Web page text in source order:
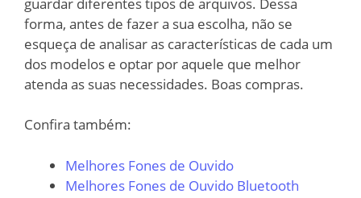
forma, antes de fazer a sua escolha, não se
esqueça de analisar as características de cada um
dos modelos e optar por aquele que melhor
atenda as suas necessidades. Boas compras.
Confira também:
Melhores Fones de Ouvido
Melhores Fones de Ouvido Bluetooth